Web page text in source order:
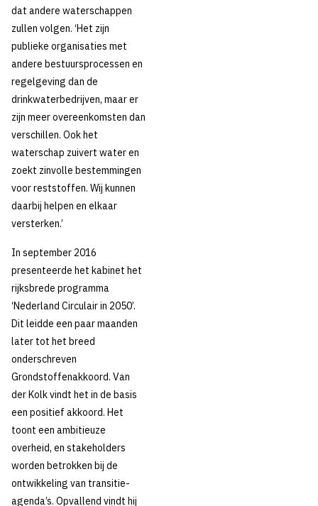
Week van de
circulaire economie
2019: Ook drinkwater
16 januari 2019 Nieuws
dat andere waterschappen
zullen volgen. ‘Het zijn
publieke organisaties met
andere bestuursprocessen en
regelgeving dan de
drinkwaterbedrijven, maar er
zijn meer overeenkomsten dan
verschillen. Ook het
waterschap zuivert water en
zoekt zinvolle bestemmingen
voor reststoffen. Wij kunnen
daarbij helpen en elkaar
versterken.’
In september 2016
presenteerde het kabinet het
rijksbrede programma
‘Nederland Circulair in 2050’.
Dit leidde een paar maanden
later tot het breed
onderschreven
Grondstoffenakkoord. Van
der Kolk vindt het in de basis
een positief akkoord. Het
toont een ambitieuze
overheid, en stakeholders
worden betrokken bij de
ontwikkeling van transitie-
agenda’s. Opvallend vindt hij